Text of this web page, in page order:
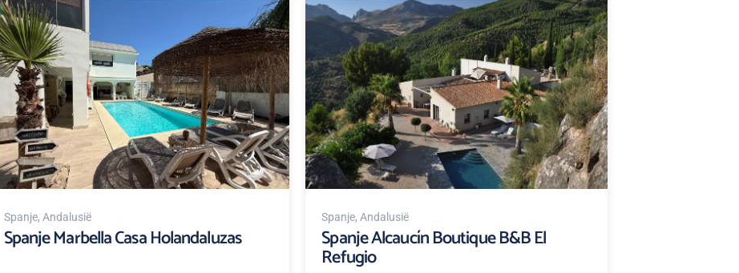
Spanje, Andalusië
Spanje Marbella Casa Holandaluzas
Spanje, Andalusië
Spanje Alcaucín Boutique B&B El
Refugio